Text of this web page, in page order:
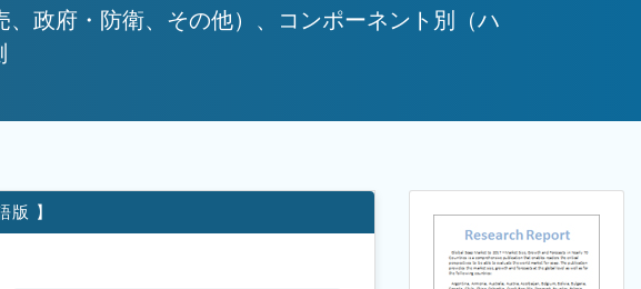
政府・防衛、その他）、コンポーネント別（ハ
版 】